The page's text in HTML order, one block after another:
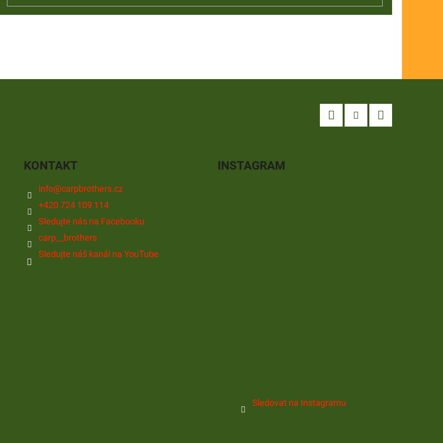
KONTAKT
info@carpbrothers.cz
+420 724 109 114
Sledujte nás na Facebooku
carp__brothers
Sledujte náš kanál na YouTube
INSTAGRAM
Sledovat na Instagramu